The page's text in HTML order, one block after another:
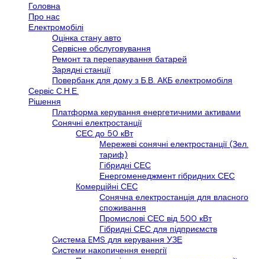
Головна
Про нас
Електромобілі
Оцінка стану авто
Сервісне обслуговування
Ремонт та перепакування батарей
Зарядні станції
Повербанк для дому з Б.В. АКБ електромобіля
Сервіс С.Н.Е.
Рішення
Платформа керування енергетичними активами
Сонячні електростанції
СЕС до 50 кВт
Мережеві сонячні електростанції (Зел.
тариф)
Гібридні СЕС
Енергоменеджмент гібридних СЕС
Комерційні СЕС
Сонячна електростанція для власного
споживання
Промислові СЕС від 500 кВт
Гібридні СЕС для підприємств
Cистема EMS для керування УЗЕ
Системи накопичення енергії